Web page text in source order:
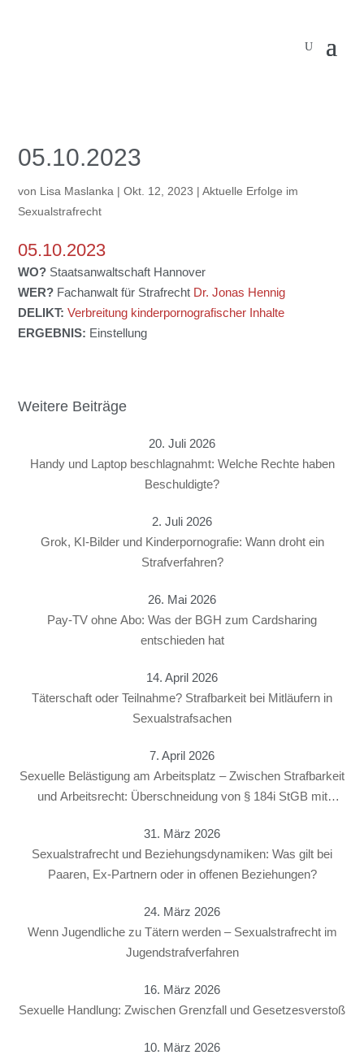
05.10.2023
von Lisa Maslanka |Okt. 12, 2023 |Aktuelle Erfolge im
Sexualstrafrecht
05.10.2023
WO? Staatsanwaltschaft Hannover
WER? Fachanwalt für Strafrecht Dr. Jonas Hennig
DELIKT:Verbreitung kinderpornografischer Inhalte
ERGEBNIS: Einstellung
Weitere Beiträge
20. Juli 2026
Handy und Laptop beschlagnahmt: Welche Rechte haben
Beschuldigte?
2. Juli 2026
Grok, KI-Bilder und Kinderpornografie: Wann droht ein
Strafverfahren?
26. Mai 2026
Pay-TV ohne Abo: Was der BGH zum Cardsharing
entschieden hat
14. April 2026
Täterschaft oder Teilnahme? Strafbarkeit bei Mitläufern in
Sexualstrafsachen
7. April 2026
Sexuelle Belästigung am Arbeitsplatz – Zwischen Strafbarkeit
und Arbeitsrecht: Überschneidung von § 184i StGB mit
31. März 2026
Sexualstrafrecht und Beziehungsdynamiken: Was gilt bei
Paaren, Ex-Partnern oder in offenen Beziehungen?
24. März 2026
Wenn Jugendliche zu Tätern werden – Sexualstrafrecht im
Jugendstrafverfahren
16. März 2026
Sexuelle Handlung: Zwischen Grenzfall und Gesetzesverstoß
10. März 2026